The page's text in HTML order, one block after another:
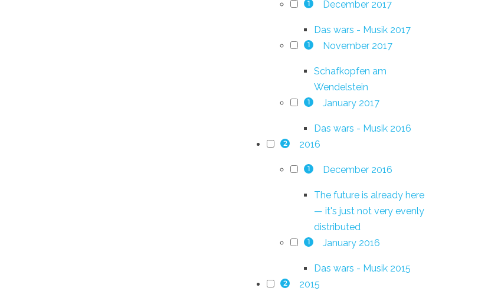
1 December 2017
Das wars - Musik 2017
1 November 2017
Schafkopfen am
Wendelstein
1 January 2017
Das wars - Musik 2016
2 2016
1 December 2016
The future is already here
— it's just not very evenly
distributed
1 January 2016
Das wars - Musik 2015
2 2015